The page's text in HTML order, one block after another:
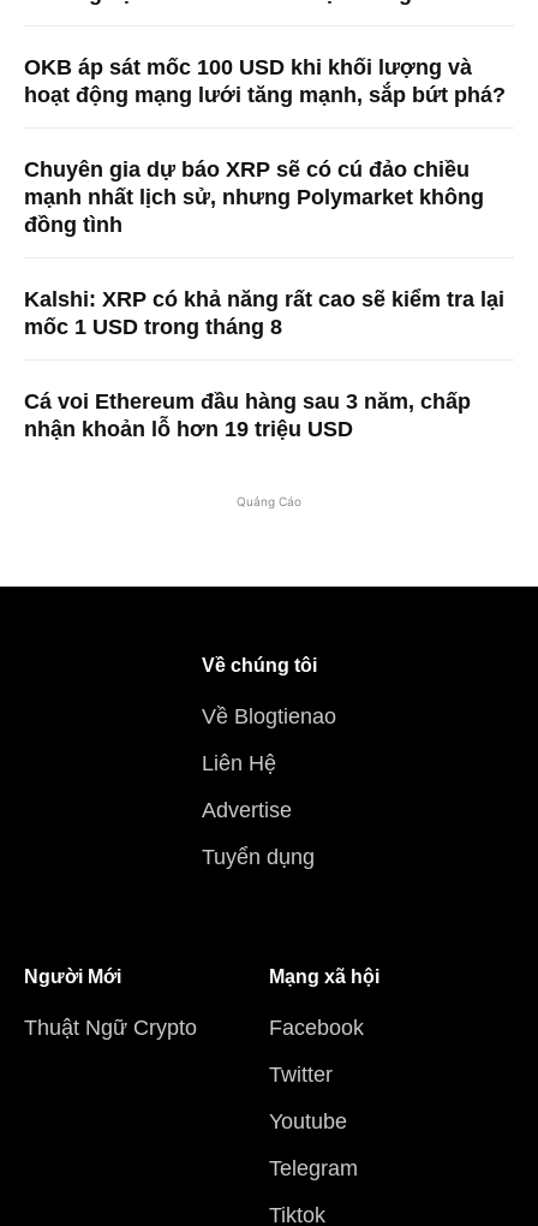
OKB áp sát mốc 100 USD khi khối lượng và
hoạt động mạng lưới tăng mạnh, sắp bứt phá?
Chuyên gia dự báo XRP sẽ có cú đảo chiều
mạnh nhất lịch sử, nhưng Polymarket không
đồng tình
Kalshi: XRP có khả năng rất cao sẽ kiểm tra lại
mốc 1 USD trong tháng 8
Cá voi Ethereum đầu hàng sau 3 năm, chấp
nhận khoản lỗ hơn 19 triệu USD
Quảng Cáo
Về chúng tôi
Về Blogtienao
Liên Hệ
Advertise
Tuyển dụng
Người Mới
Thuật Ngữ Crypto
Mạng xã hội
Facebook
Twitter
Youtube
Telegram
Tiktok